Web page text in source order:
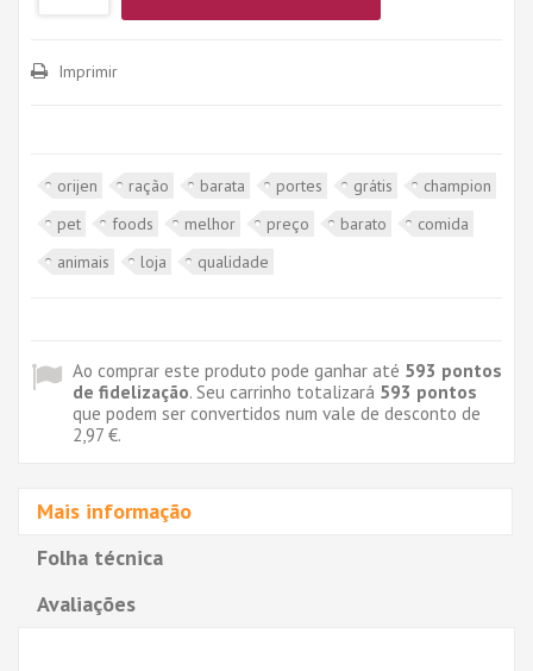
Imprimir
orijen ração barata portes grátis
champion
pet
foods melhor preço barato
comida
animais
loja qualidade
Ao comprar este produto pode ganhar até 593 pontos
de fidelização. Seu carrinho totalizará 593 pontos
que podem ser convertidos num vale de desconto de
2,97 €.
Mais informação
Folha técnica
Avaliações